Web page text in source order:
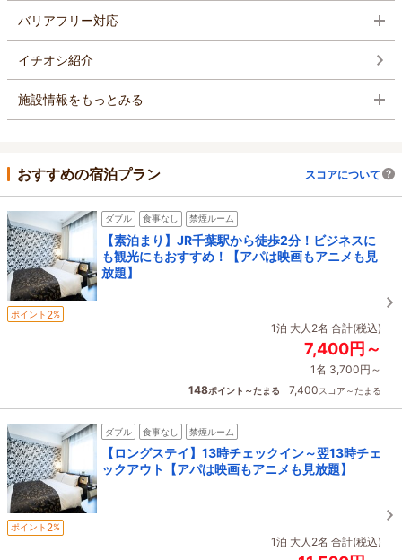
バリアフリー対応
イチオシ紹介
施設情報をもっとみる
おすすめの宿泊プラン スコアについて
ダブル 食事なし 禁煙ルーム
【素泊まり】JR千葉駅から徒歩2分！ビジネスに
も観光にもおすすめ！【アパは映画もアニメも見
放題】
ポイント 2%
1泊 大人2名 合計(税込)
7,400円～
1名 3,700円～
148ポイント～たまる 7,400スコア～たまる
ダブル 食事なし 禁煙ルーム
【ロングステイ】13時チェックイン～翌13時チェ
ックアウト【アパは映画もアニメも見放題】
ポイント 2%
1泊 大人2名 合計(税込)